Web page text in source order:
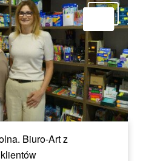
Biuro-Art z